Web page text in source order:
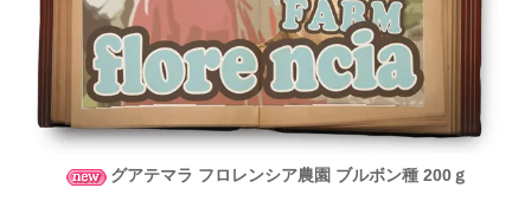
グアテマラ フロレンシア農園 ブルボン種 200ｇ